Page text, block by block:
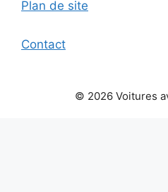
Plan de site
Contact
© 2026 Voitures